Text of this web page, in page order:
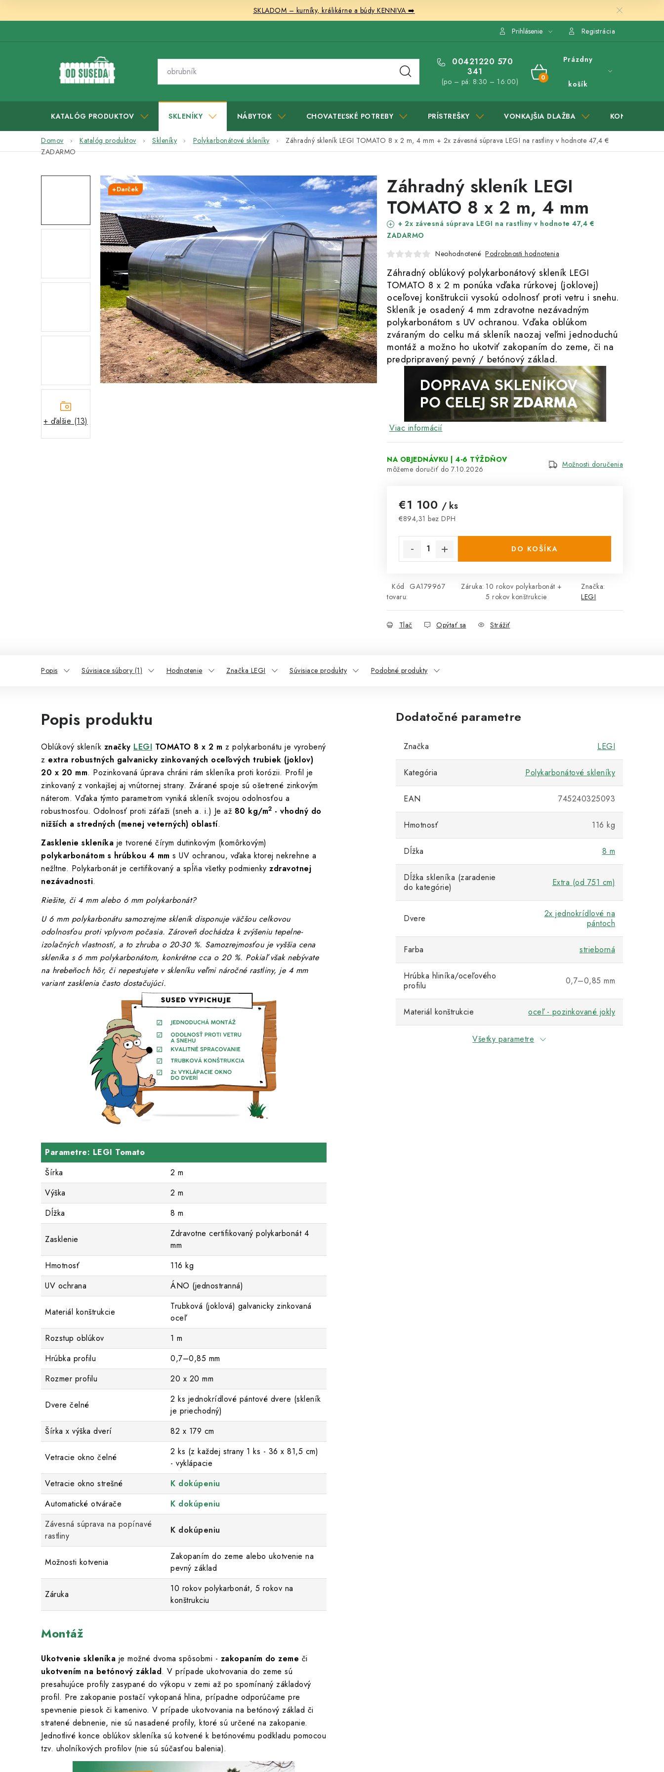
SKLADOM – kurníky, králikárne a búdy KENNIVA ➡️
Prihlásenie Registrácia
00421220 570
341
(po – pá: 8:30 – 16:00)
NÁKUPNÝ
Prázdny
košík
KATALÓG PRODUKTOV SKLENÍKY NÁBYTOK CHOVATEĽSKÉ POTREBY PRÍSTREŠKY VONKAJŠIA DLAŽBA KONTAKTY
Domov Katalóg produktov Skleníky Polykarbonátové skleníky Záhradný skleník LEGI TOMATO 8 x 2 m, 4 mm + 2x závesná súprava LEGI na rastliny v hodnote 47,4 €
ZADARMO
+ ďalšie (13)
Záhradný skleník LEGI
TOMATO 8 x 2 m, 4 mm
+ 2x závesná súprava LEGI na rastliny v hodnote 47,4 €
ZADARMO
Neohodnotené Podrobnosti hodnotenia
Záhradný oblúkový polykarbonátový skleník LEGI
TOMATO 8 x 2 m ponúka vďaka rúrkovej (joklovej)
oceľovej konštrukcii vysokú odolnosť proti vetru i snehu.
Skleník je osadený 4 mm zdravotne nezávadným
polykarbonátom s UV ochranou. Vďaka oblúkom
zváraným do celku má skleník naozaj veľmi jednoduchú
montáž a možno ho ukotviť zakopaním do zeme, či na
predpripravený pevný / betónový základ.
Viac informácií
NA OBJEDNÁVKU | 4-6 TÝŽDŇOV
7.10.2026
Možnosti doručenia
€1 100 / ks
€894,31 bez DPH
DO KOŠÍKA
Kód
tovaru:
GA179967 Záruka: 10 rokov polykarbonát +
5 rokov konštrukcie
Značka:
LEGI
Tlač Opýtať sa Strážiť
+Darček
Popis Súvisiace súbory (1) Hodnotenie Značka LEGI Súvisiace produkty Podobné produkty
Popis produktu
Oblúkový skleník značky LEGI TOMATO 8 x 2 m z polykarbonátu je vyrobený
z extra robustných galvanicky zinkovaných oceľových trubiek (joklov)
20 x 20 mm. Pozinkovaná úprava chráni rám skleníka proti korózii. Profil je
zinkovaný z vonkajšej aj vnútornej strany. Zvárané spoje sú ošetrené zinkovým
náterom. Vďaka týmto parametrom vyniká skleník svojou odolnosťou a
robustnosťou. Odolnosť proti záťaži (sneh a. i.) Je až 80 kg/m2 - vhodný do
nižších a stredných (menej veterných) oblastí.
Zasklenie skleníka je tvorené čírym dutinkovým (komôrkovým)
polykarbonátom s hrúbkou 4 mm s UV ochranou, vďaka ktorej nekrehne a
nežltne. Polykarbonát je certifikovaný a spĺňa všetky podmienky zdravotnej
nezávadnosti.
Riešite, či 4 mm alebo 6 mm polykarbonát?
U 6 mm polykarbonátu samozrejme skleník disponuje väčšou celkovou
odolnosťou proti vplyvom počasia. Zároveň dochádza k zvýšeniu tepelne-
izolačných vlastností, a to zhruba o 20-30 %. Samozrejmosťou je vyššia cena
skleníka s 6 mm polykarbonátom, konkrétne cca o 20 %. Pokiaľ však nebývate
na hrebeňoch hôr, či nepestujete v skleníku veľmi náročné rastliny, je 4 mm
variant zasklenia často dostačujúci.
Parametre: LEGI Tomato
Šírka
2 m
Výška
2 m
Dĺžka
8 m
Zasklenie
Zdravotne certifikovaný polykarbonát 4
mm
Hmotnosť
116 kg
UV ochrana
ÁNO (jednostranná)
Materiál konštrukcie
Trubková (joklová) galvanicky zinkovaná
oceľ
Rozstup oblúkov
1 m
Hrúbka profilu
0,7–0,85 mm
Rozmer profilu
20 x 20 mm
Dvere čelné
2 ks jednokrídlové pántové dvere (skleník
je priechodný)
Šírka x výška dverí
82 x 179 cm
Vetracie okno čelné
2 ks (z každej strany 1 ks - 36 x 81,5 cm)
- vyklápacie
Vetracie okno strešné
K dokúpeniu
Automatické otvárače
K dokúpeniu
Závesná súprava na popínavé
rastliny
K dokúpeniu
Možnosti kotvenia
Zakopaním do zeme alebo ukotvenie na
pevný základ
Záruka
10 rokov polykarbonát, 5 rokov na
konštrukciu
Montáž
Ukotvenie skleníka je možné dvoma spôsobmi - zakopaním do zeme či
ukotvením na betónový základ. V prípade ukotvovania do zeme sú
presahujúce profily zasypané do výkopu v zemi až po spomínaný základový
profil. Pre zakopanie postačí vykopaná hlina, prípadne odporúčame pre
spevnenie piesok či kamenivo. V prípade ukotvovania na betónový základ či
stratené debnenie, nie sú nasadené profily, ktoré sú určené na zakopanie.
Jednotlivé konce oblúkov skleníka sú kotvené k betónovému podkladu pomocou
tzv. uholníkových profilov (nie sú súčasťou balenia).
Dodatočné parametre
Značka LEGI
Kategória Polykarbonátové skleníky
EAN 745240325093
Hmotnosť 116 kg
Dĺžka 8 m
Dĺžka skleníka (zaradenie
do kategórie)
Extra (od 751 cm)
Dvere
2x jednokrídlové na
pántoch
Farba strieborná
Hrúbka hliníka/oceľového
profilu
0,7–0,85 mm
Materiál konštrukcie oceľ - pozinkované jokly
Všetky parametre